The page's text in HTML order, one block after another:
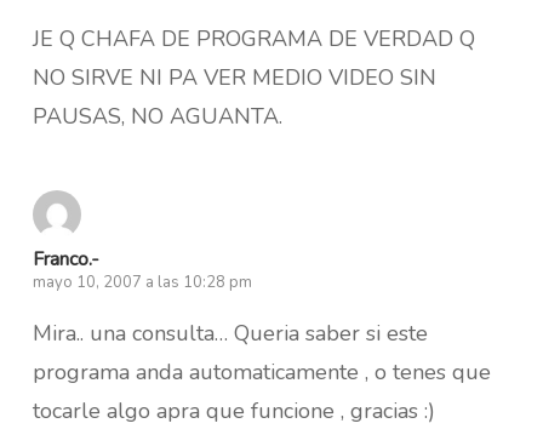
JE Q CHAFA DE PROGRAMA DE VERDAD Q
NO SIRVE NI PA VER MEDIO VIDEO SIN
PAUSAS, NO AGUANTA.
Franco.-
mayo 10, 2007 a las 10:28 pm
Mira.. una consulta… Queria saber si este
programa anda automaticamente , o tenes que
tocarle algo apra que funcione , gracias :)